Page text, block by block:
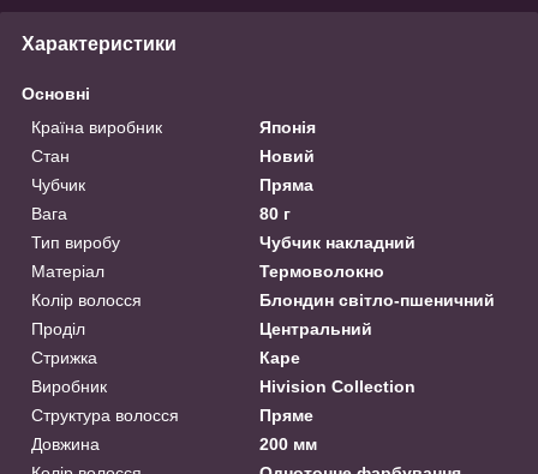
Характеристики
Основні
Країна виробник
Японія
Стан
Новий
Чубчик
Пряма
Вага
80 г
Тип виробу
Чубчик накладний
Матеріал
Термоволокно
Колір волосся
Блондин світло-пшеничний
Проділ
Центральний
Стрижка
Каре
Виробник
Hivision Collection
Структура волосся
Пряме
Довжина
200 мм